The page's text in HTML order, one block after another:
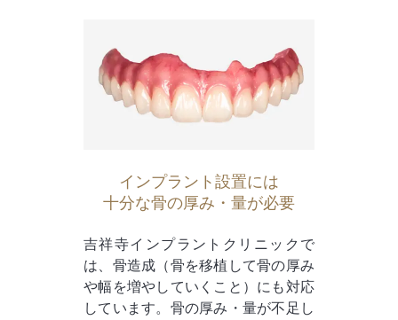
インプラント設置には
十分な骨の厚み・量が必要
吉祥寺インプラントクリニックで
は、骨造成（骨を移植して骨の厚み
や幅を増やしていくこと）にも対応
しています。骨の厚み・量が不足し